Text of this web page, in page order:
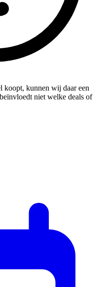
kunnen wij daar een
niet welke deals of